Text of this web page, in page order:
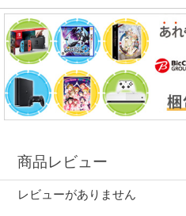
商品レビュー
レビューがありません